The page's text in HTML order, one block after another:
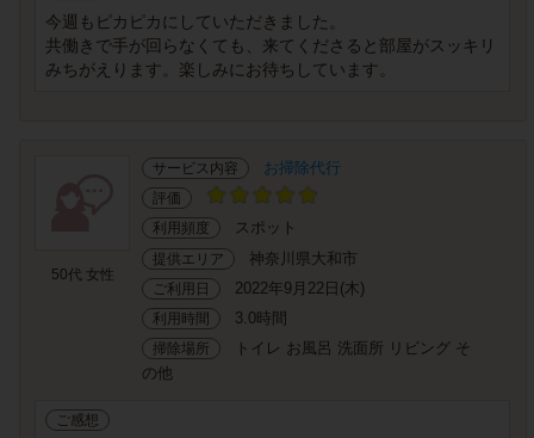
今週もピカピカにしていただきました。
共働きで手が回らなくても、来てくださると部屋がスッキリ
みちがえります。楽しみにお待ちしています。
50代 女性
サービス内容 お掃除代行
評価
利用頻度
スポット
提供エリア 神奈川県大和市
ご利用日 2022年9月22日(木)
利用時間 3.0時間
掃除場所
トイレ お風呂 洗面所 リビング そ
の他
ご感想